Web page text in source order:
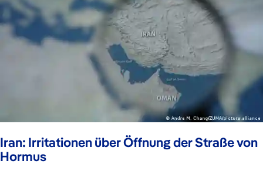
Iran: Irritationen über Öffnung der Straße von
Hormus